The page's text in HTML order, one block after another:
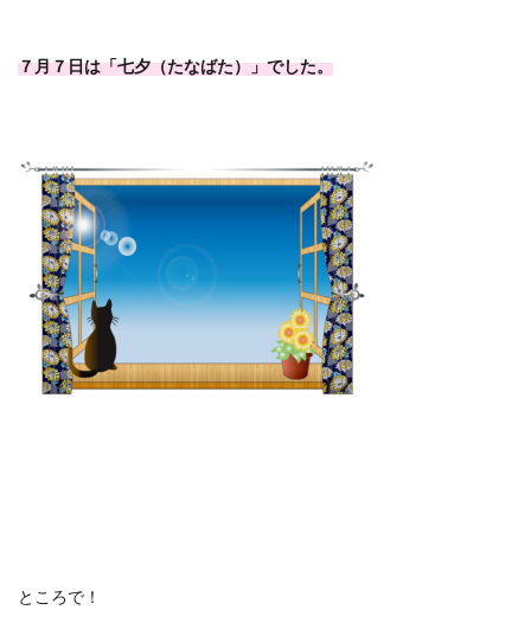
７月７日は「七夕（たなばた）」でした。
ところで！